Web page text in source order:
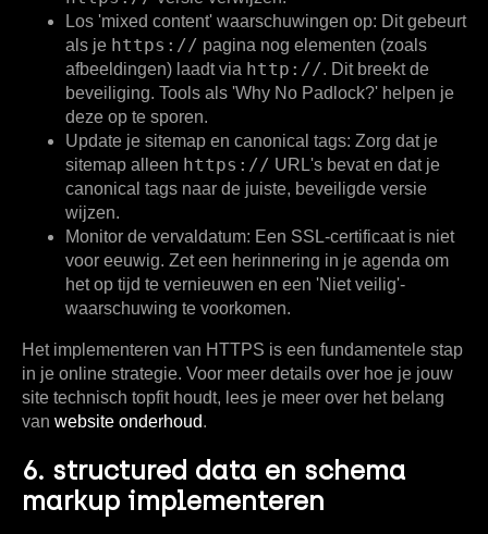
Los 'mixed content' waarschuwingen op: Dit gebeurt
als je https:// pagina nog elementen (zoals
afbeeldingen) laadt via http://. Dit breekt de
beveiliging. Tools als 'Why No Padlock?' helpen je
deze op te sporen.
Update je sitemap en canonical tags: Zorg dat je
sitemap alleen https:// URL's bevat en dat je
canonical tags naar de juiste, beveiligde versie
wijzen.
Monitor de vervaldatum: Een SSL-certificaat is niet
voor eeuwig. Zet een herinnering in je agenda om
het op tijd te vernieuwen en een 'Niet veilig'-
waarschuwing te voorkomen.
Het implementeren van HTTPS is een fundamentele stap
in je online strategie. Voor meer details over hoe je jouw
site technisch topfit houdt, lees je meer over het belang
van website onderhoud.
6. structured data en schema
markup implementeren